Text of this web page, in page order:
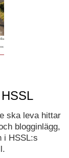
ska leva hittar
blogginlägg,
i HSSL:s